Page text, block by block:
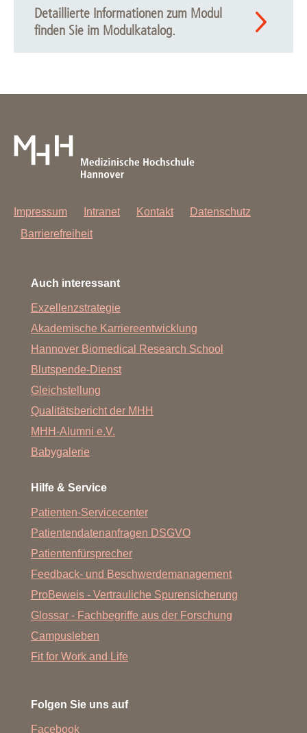
Detaillierte Informationen zum Modul
finden Sie im Modulkatalog.
Impressum Intranet Kontakt
Datenschutz
Barrierefreiheit
Auch interessant
Exzellenzstrategie
Akademische Karriereentwicklung
Hannover Biomedical Research School
Blutspende-Dienst
Gleichstellung
Qualitätsbericht der MHH
MHH-Alumni e.V.
Babygalerie
Hilfe & Service
Patienten-Servicecenter
Patientendatenanfragen DSGVO
Patientenfürsprecher
Feedback- und Beschwerdemanagement
ProBeweis - Vertrauliche Spurensicherung
Glossar - Fachbegriffe aus der Forschung
Campusleben
Fit for Work and Life
Folgen Sie uns auf
Facebook